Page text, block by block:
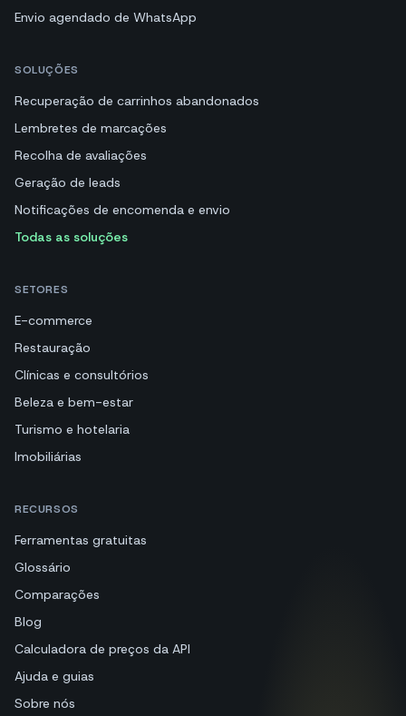
Envio agendado de WhatsApp
SOLUÇÕES
Recuperação de carrinhos abandonados
Lembretes de marcações
Recolha de avaliações
Geração de leads
Notificações de encomenda e envio
Todas as soluções
SETORES
E-commerce
Restauração
Clínicas e consultórios
Beleza e bem-estar
Turismo e hotelaria
Imobiliárias
RECURSOS
Ferramentas gratuitas
Glossário
Comparações
Blog
Calculadora de preços da API
Ajuda e guias
Sobre nós